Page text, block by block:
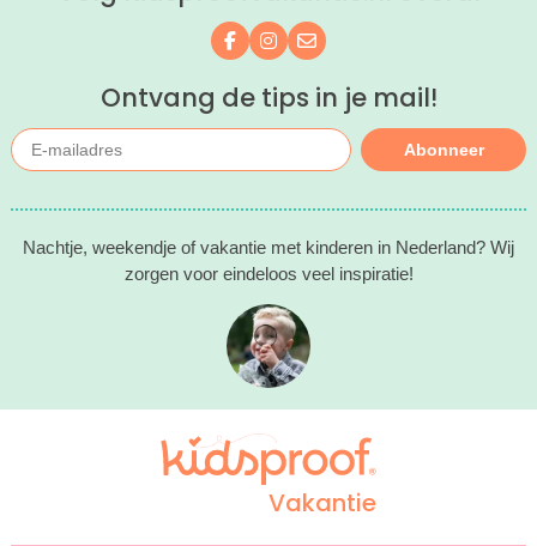
Volg ons op Facebook
Volg ons op Instagram
Mail ons
Ontvang de tips in je mail!
Abonneer
Nachtje, weekendje of vakantie met kinderen in Nederland? Wij
zorgen voor eindeloos veel inspiratie!
Vakantie